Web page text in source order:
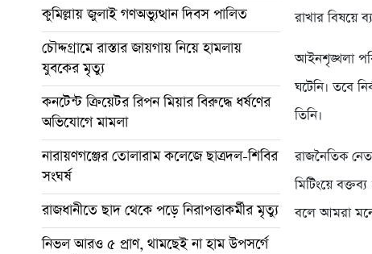
কুমিল্লায় জুলাই গণঅভ্যুত্থান দিবস পালিত
চৌদ্দগ্রামে রাস্তার জায়গায় নিয়ে হামলায়
যুবকের মৃত্যু
কনটেন্ট ক্রিয়েটর রিপন মিয়ার বিরুদ্ধে ধর্ষণের
অভিযোগে মামলা
নারায়ণগঞ্জের তোলারাম কলেজে ছাত্রদল-শিবির
সংঘর্ষ
রাজধানীতে ছাদ থেকে পড়ে নিরাপত্তাকর্মীর মৃত্যু
নিভল আরও ৫ প্রাণ, থামছেই না হাম উপসর্গে
রাখার বিষয়ে
আইনশৃঙ্খলা
ঘটেনি। তবে
তিনি।
রাজনৈতিক
মিটিংয়ে
বলে আমরা